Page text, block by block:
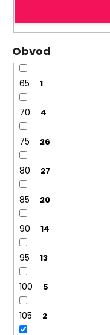
Obvod
65 1
70 4
75 26
80 27
85 20
90 14
95 13
100 5
105 2